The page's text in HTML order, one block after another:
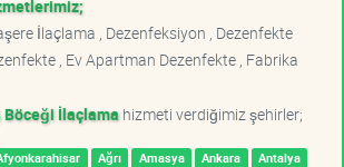
İlaçlama , Dezenfeksiyon , Dezenfekte
, Ev Apartman Dezenfekte , Fabrika
Böceği İlaçlama hizmeti verdiğimiz şehirler;
Ağrı Amasya Ankara
Antalya